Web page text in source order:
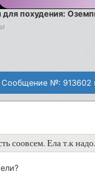
похудения:
Сообщение №: 913602
соовсем. Ела т.к